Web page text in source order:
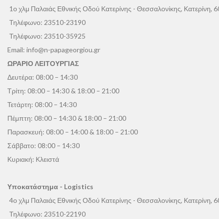
1ο χλμ Παλαιάς Εθνικής Οδού Κατερίνης - Θεσσαλονίκης, Κατερίνη,
Τηλέφωνο: 23510-23190
Τηλέφωνο: 23510-35925
Email: info@n-papageorgiou.gr
ΩΡΑΡΙΟ ΛΕΙΤΟΥΡΓΙΑΣ
Δευτέρα: 08:00 – 14:30
Τρίτη: 08:00 – 14:30 & 18:00 – 21:00
Τετάρτη: 08:00 – 14:30
Πέμπτη: 08:00 – 14:30 & 18:00 – 21:00
Παρασκευή: 08:00 – 14:00 & 18:00 – 21:00
Σάββατο: 08:00 – 14:30
Κυριακή: Κλειστά
Υποκατάστημα - Logistics
4ο χλμ Παλαιάς Εθνικής Οδού Κατερίνης - Θεσσαλονίκης, Κατερίνη,
Τηλέφωνο: 23510-22190